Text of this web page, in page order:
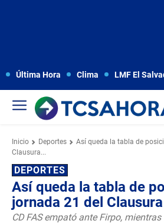
Última Hora Clima LMF El
Inicio Deportes
Así queda la tabla de
Clausura...
DEPORTES
Así queda la tabla de
jornada 21 del
CD FAS empató ante Firpo,